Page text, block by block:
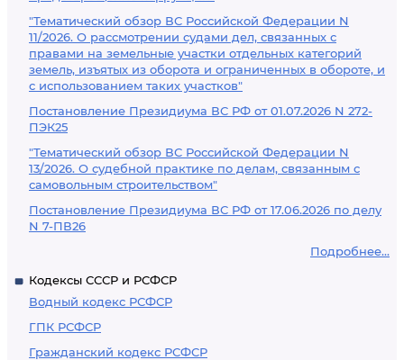
"Тематический обзор ВС Российской Федерации N
11/2026. О рассмотрении судами дел, связанных с
правами на земельные участки отдельных категорий
земель, изъятых из оборота и ограниченных в обороте, и
с использованием таких участков"
Постановление Президиума ВС РФ от 01.07.2026 N 272-
ПЭК25
"Тематический обзор ВС Российской Федерации N
13/2026. О судебной практике по делам, связанным с
самовольным строительством"
Постановление Президиума ВС РФ от 17.06.2026 по делу
N 7-ПВ26
Подробнее...
Кодексы СССР и РСФСР
Водный кодекс РСФСР
ГПК РСФСР
Гражданский кодекс РСФСР